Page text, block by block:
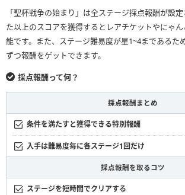
「聖杯戦争の始まり」は全ステージ採点報酬が設
た以上のスコアを獲得するとレアチケットやにゃ
能です。また、ステージ難易度が星1~4まであるた
ずつ報酬をゲットできます。
採点報酬って何？
採点報酬まとめ
条件を満たすと獲得できる特別報酬
入手は難易度毎に各ステージ1回だけ
採点報酬を取るコツ
ステージを短時間でクリアする